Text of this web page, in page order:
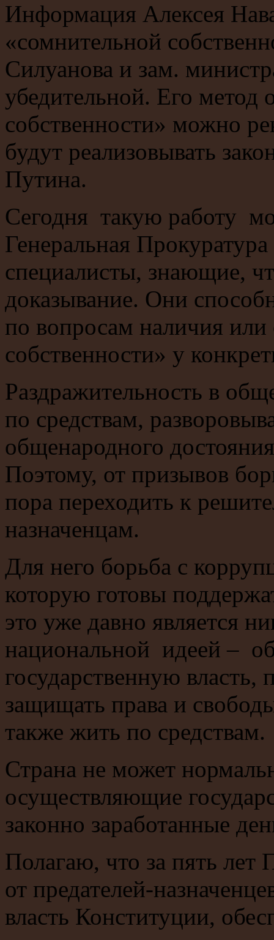
Информация Алексея
«сомнительной
Силуанова и зам.
убедительной. Его метод
собственности» можно
будут реализовывать
Путина.
Сегодня такую работу
Генеральная
специалисты, знающие,
доказывание. Они
по вопросам наличия или
собственности» у
Раздражительность в
по средствам,
общенародного
Поэтому, от призывов
пора переходить к
назначенцам.
Для него борьба с
которую готовы
это уже давно является
национальной идеей –
государственную власть,
защищать права и
также жить по средствам.
Страна не может
осуществляющие
законно заработанные
Полагаю, что за пять лет
от предателей-
власть Конституции,